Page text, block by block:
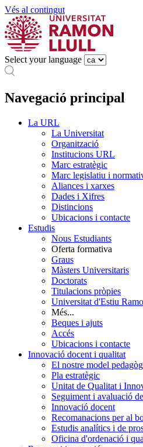
Vés al contingut
Select your language
Navegació principal
La URL
La Universitat
Organització
Institucions URL
Marc estratègic
Marc legislatiu i
Aliances i xarxes
Dades i Xifres
Distincions
Ubicacions i contacte
Estudis
Nous Estudiants
Oferta formativa
Graus
Màsters Universitaris
Doctorats
Titulacions pròpies
Universitat d'Estiu
Més...
Beques i ajuts
Accés
Ubicacions i contacte
Innovació docent i qualitat
El nostre model
Pla estratègic
Unitat de Qualitat i
Seguiment i avaluació
Innovació docent
Recomanacions per al
Estudis analítics i de
Oficina d'ordenació i